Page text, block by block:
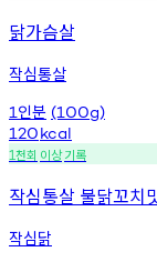
닭가슴살
작심통살
1 인분 (100g)
120kcal
1천회 이상기록
작심통살 불닭꼬치
작심닭